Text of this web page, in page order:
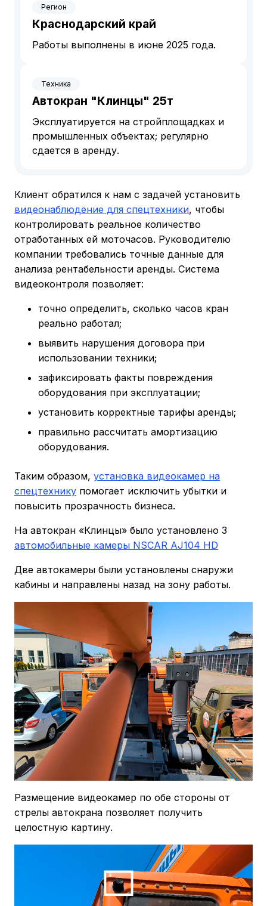
Регион
Краснодарский край
Работы выполнены в июне 2025 года.
Техника
Автокран "Клинцы" 25т
Эксплуатируется на стройплощадках и
промышленных объектах; регулярно
сдается в аренду.
Клиент обратился к нам с задачей установить
видеонаблюдение для спецтехники, чтобы
контролировать реальное количество
отработанных ей моточасов. Руководителю
компании требовались точные данные для
анализа рентабельности аренды. Система
видеоконтроля позволяет:
точно определить, сколько часов кран
реально работал;
выявить нарушения договора при
использовании техники;
зафиксировать факты повреждения
оборудования при эксплуатации;
установить корректные тарифы аренды;
правильно рассчитать амортизацию
оборудования.
Таким образом, установка видеокамер на
спецтехнику помогает исключить убытки и
повысить прозрачность бизнеса.
На автокран «Клинцы» было установлено 3
автомобильные камеры NSCAR AJ104 HD
Две автокамеры были установлены снаружи
кабины и направлены назад на зону работы.
Размещение видеокамер по обе стороны от
стрелы автокрана позволяет получить
целостную картину.